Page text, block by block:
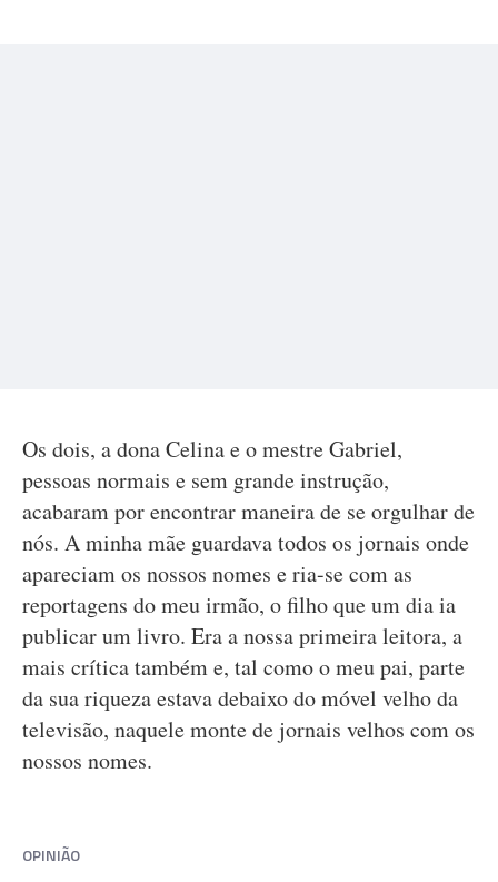
Os dois, a dona Celina e o mestre Gabriel,
pessoas normais e sem grande instrução,
acabaram por encontrar maneira de se orgulhar de
nós. A minha mãe guardava todos os jornais onde
apareciam os nossos nomes e ria-se com as
reportagens do meu irmão, o filho que um dia ia
publicar um livro. Era a nossa primeira leitora, a
mais crítica também e, tal como o meu pai, parte
da sua riqueza estava debaixo do móvel velho da
televisão, naquele monte de jornais velhos com os
nossos nomes.
OPINIÃO